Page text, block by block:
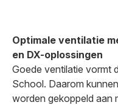
Optimale ventilatie
en DX-oplossingen
Goede ventilatie vormt
School. Daarom
worden gekoppeld aan